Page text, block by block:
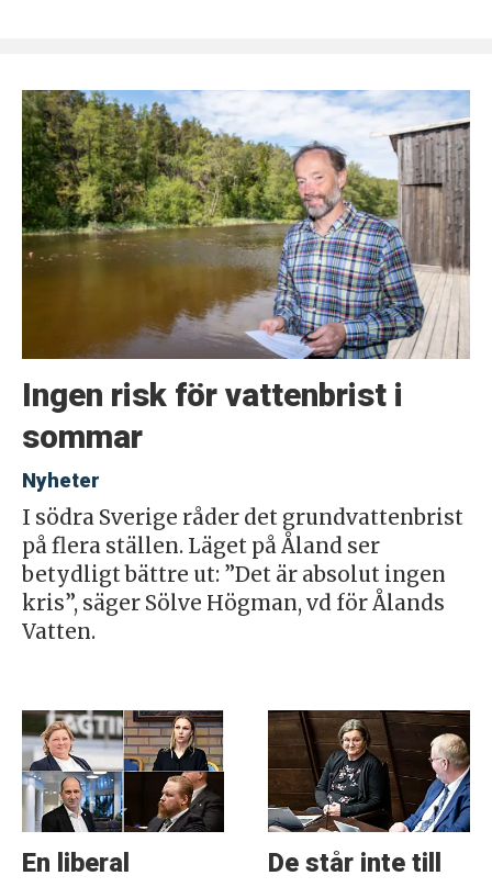
Ingen risk för vattenbrist i
sommar
Nyheter
I södra Sverige råder det grundvattenbrist
på flera ställen. Läget på Åland ser
betydligt bättre ut: ”Det är absolut ingen
kris”, säger Sölve Högman, vd för Ålands
Vatten.
En liberal
De står inte till